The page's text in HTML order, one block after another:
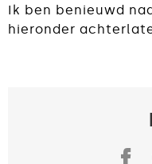
Ik ben benieuwd
hieronder